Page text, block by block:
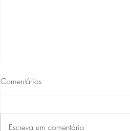
Comentários
Escreva um comentário